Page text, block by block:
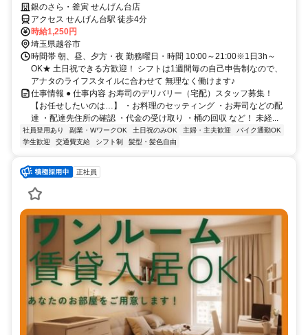
銀のさら・釜寅 せんげん台店
アクセス せんげん台駅 徒歩4分
時給1,250円
埼玉県越谷市
時間帯 朝、昼、夕方・夜 勤務曜日・時間 10:00～21:00※1日3h～
OK★ 土日祝できる方歓迎！ シフトは1週間毎の自己申告制なので、
アナタのライフスタイルに合わせて 無理なく働けます♪
仕事情報 ● 仕事内容 お寿司のデリバリー（宅配）スタッフ募集！
【お任せしたいのは…】 ・お料理のセッティング ・お寿司などの配
達 ・配達先住所の確認 ・代金の受け取り ・桶の回収 など！ 未経...
社員登用あり 副業・WワークOK 土日祝のみOK 主婦・主夫歓迎
バイク通勤OK
学生歓迎
交通費支給 シフト制 髪型・髪色自由
正社員